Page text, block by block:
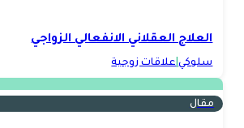
العلاج العقلاني الانفعالي الزواجي
سلوكي| علاقات زوجية
مقال